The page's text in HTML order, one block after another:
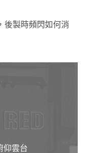
後製時頻閃如何消
仰雲台